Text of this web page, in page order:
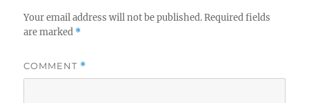
Your email address will not be published. Required fields
are marked *
COMMENT *